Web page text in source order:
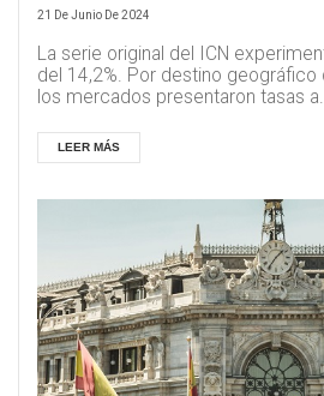
21 De Junio De 2024
La serie original del ICN
del 14,2%. Por destino geográfico
los mercados presentaron tasas
LEER MÁS